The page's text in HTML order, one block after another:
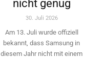
nicht genug
30. Juli 2026
Am 13. Juli wurde offiziell
bekannt, dass Samsung in
diesem Jahr nicht mit einem